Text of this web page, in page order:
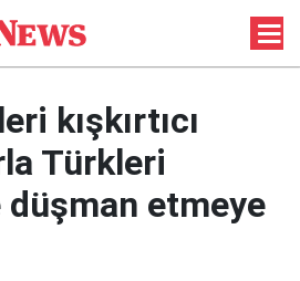
kışkırtıcı
Türkleri
etmeye